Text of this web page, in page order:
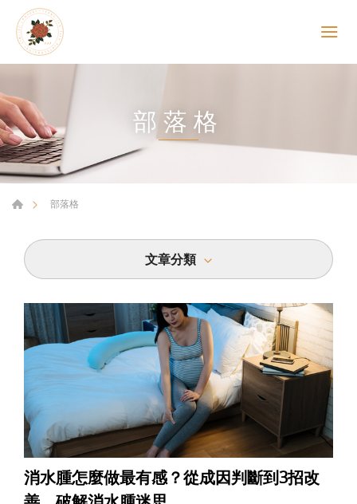
部落格
部落格
文章分類
消水腫怎麼做最有感？從成因判斷到3招改